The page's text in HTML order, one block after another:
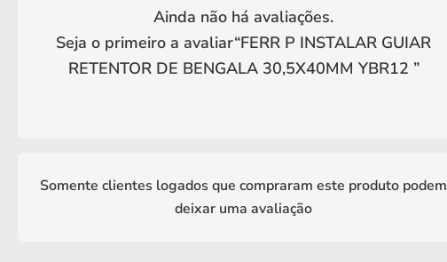
Ainda não há avaliações.
Seja o primeiro a avaliar“FERR P INSTALAR GUIAR
RETENTOR DE BENGALA 30,5X40MM YBR12 ”
Somente clientes logados que compraram este produto podem
deixar uma avaliação